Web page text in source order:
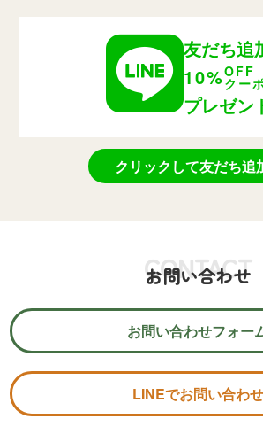
友だち追
10%OFF
クー
プレゼン
クリックして友だち追
お問い合わせ
CONTACT
お問い合わせフォー
LINEでお問い合わせ